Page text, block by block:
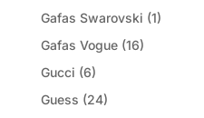
Gafas Swarovski (1)
Gafas Vogue (16)
Gucci (6)
Guess (24)